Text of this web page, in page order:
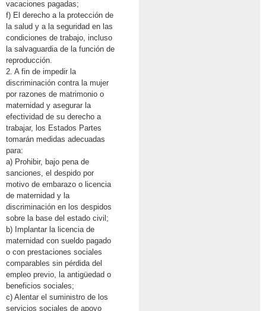
vacaciones pagadas;
f) El derecho a la protección de
la salud y a la seguridad en las
condiciones de trabajo, incluso
la salvaguardia de la función de
reproducción.
2. A fin de impedir la
discriminación contra la mujer
por razones de matrimonio o
maternidad y asegurar la
efectividad de su derecho a
trabajar, los Estados Partes
tomarán medidas adecuadas
para:
a) Prohibir, bajo pena de
sanciones, el despido por
motivo de embarazo o licencia
de maternidad y la
discriminación en los despidos
sobre la base del estado civil;
b) Implantar la licencia de
maternidad con sueldo pagado
o con prestaciones sociales
comparables sin pérdida del
empleo previo, la antigüedad o
beneficios sociales;
c) Alentar el suministro de los
servicios sociales de apoyo